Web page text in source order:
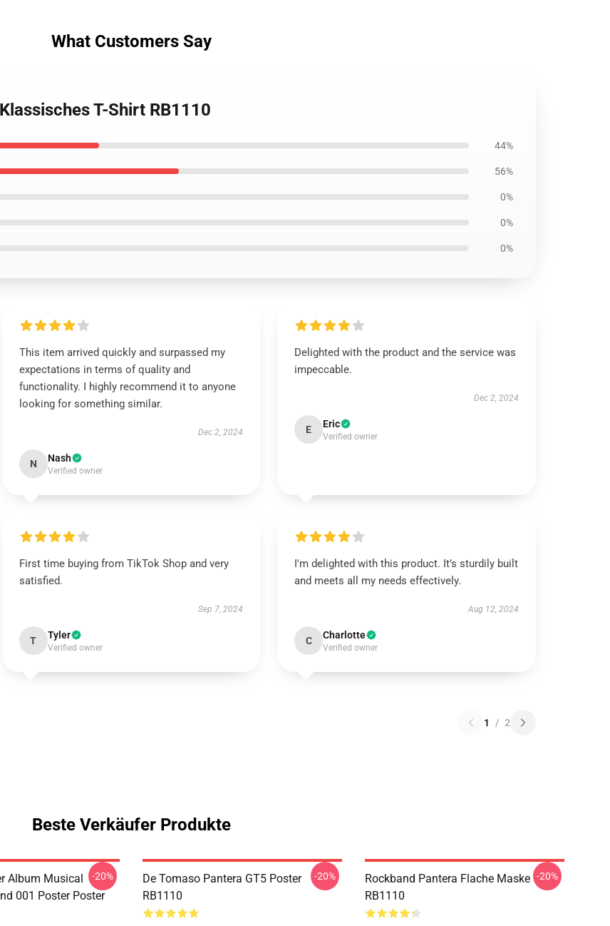
What Customers Say
T-Shirt RB1110
44%
56%
0%
0%
0%
This item arrived quickly and surpassed my
expectations in terms of quality and
functionality. I highly recommend it to anyone
looking for something similar.
Dec 2, 2024
N Nash
Verified owner
Delighted with the product and the service was
impeccable.
Dec 2, 2024
E Eric
Verified owner
First time buying from TikTok Shop and very
satisfied.
Sep 7, 2024
T Tyler
Verified owner
I'm delighted with this product. It’s sturdily built
and meets all my needs effectively.
Aug 12, 2024
C Charlotte
Verified owner
1 / 2
Beste Verkäufer Produkte
Album Musical
001 Poster Poster
-20%
De Tomaso Pantera GT5 Poster
RB1110
-20%
Rockband Pantera Flache Maske
RB1110
-20%